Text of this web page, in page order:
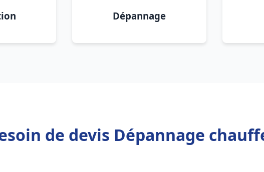
Dépannage
de devis Dépannage